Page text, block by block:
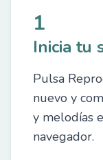
1
Inicia tu
Pulsa
nuevo y
y melodías
navegador.